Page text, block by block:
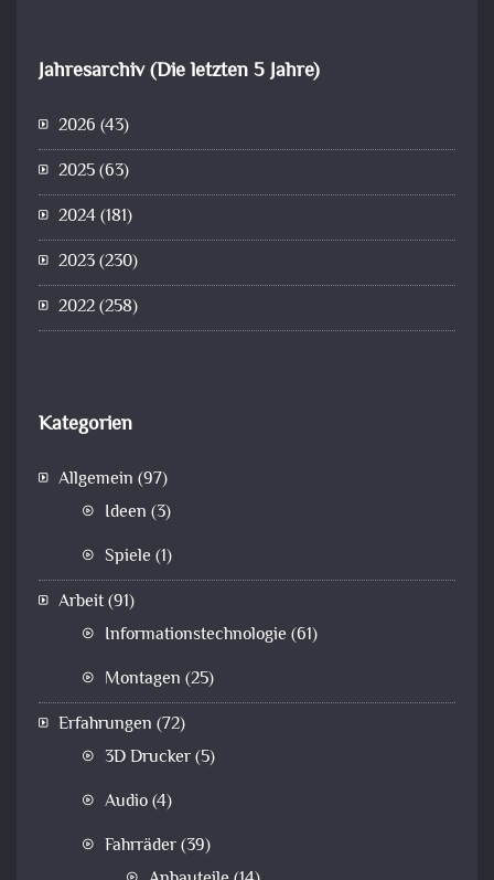
Jahresarchiv (Die letzten 5 Jahre)
2026 (43)
2025(63)
2024(181)
2023(230)
2022(258)
Kategorien
Allgemein (97)
Ideen (3)
Spiele (1)
Arbeit(91)
Informationstechnologie (61)
Montagen (25)
Erfahrungen (72)
3D Drucker(5)
Audio(4)
Fahrräder(39)